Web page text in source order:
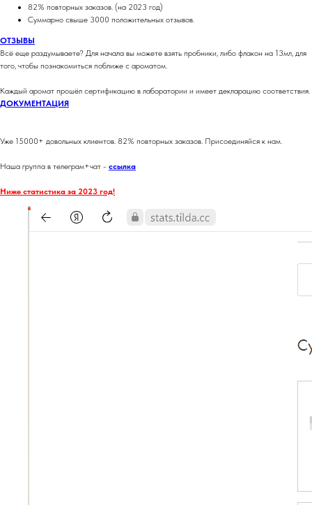
82% повторных заказов. (на 2023 год)
Суммарно свыше 3000 положительных отзывов.
ОТЗЫВЫ
Всё еще раздумываете? Для начала вы можете взять пробники, либо флакон на 13мл, для
того, чтобы познакомиться поближе с ароматом.
Каждый аромат прошёл сертификацию в лаборатории и имеет декларацию соответствия.
ДОКУМЕНТАЦИЯ
Уже 15000+ довольных клиентов. 82% повторных заказов. Присоединяйся к нам.
Наша группа в телеграм+чат - ссылка
Ниже статистика за 2023 год!